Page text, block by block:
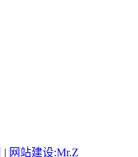
| 网站建设:Mr.Z